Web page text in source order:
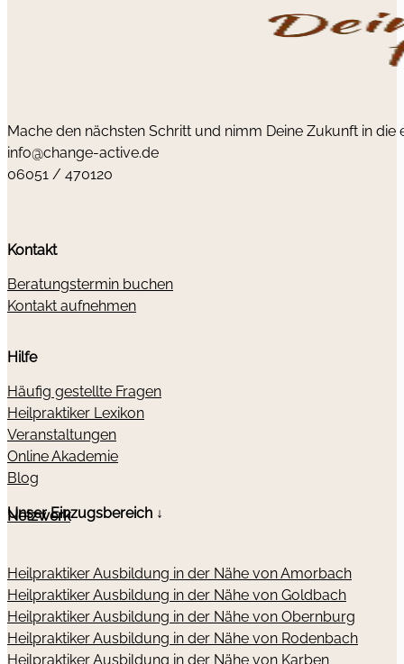
Mache den nächsten Schritt und nimm Deine Zukunft in die
info@change-active.de
06051 / 470120
Kontakt
Beratungstermin buchen
Kontakt aufnehmen
Hilfe
Häufig gestellte Fragen
Heilpraktiker Lexikon
Veranstaltungen
Online Akademie
Blog
Netzwerk
Unser Einzugsbereich ↓
Heilpraktiker Ausbildung in der Nähe von Amorbach
Heilpraktiker Ausbildung in der Nähe von Goldbach
Heilpraktiker Ausbildung in der Nähe von Obernburg
Heilpraktiker Ausbildung in der Nähe von Rodenbach
Heilpraktiker Ausbildung in der Nähe von Karben